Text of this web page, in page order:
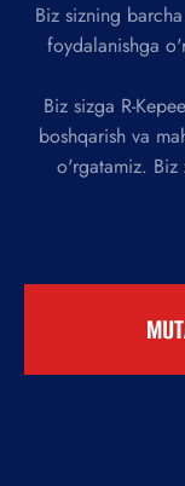
Biz sizning
foydalanishga
Biz sizga R-
boshqarish va
o'rgatamiz.